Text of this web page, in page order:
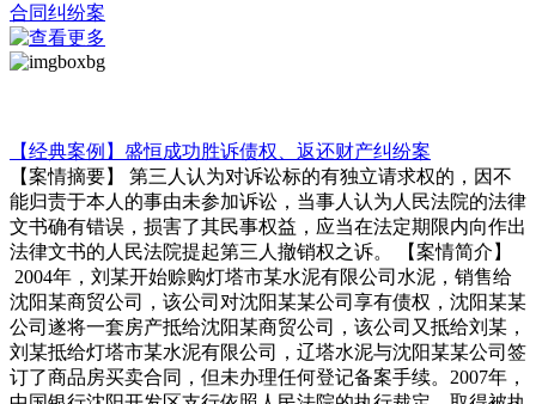
合同纠纷案
【经典案例】盛恒成功胜诉债权、返还财产纠纷案
【案情摘要】 第三人认为对诉讼标的有独立请求权的，因不
能归责于本人的事由未参加诉讼，当事人认为人民法院的法律
文书确有错误，损害了其民事权益，应当在法定期限内向作出
法律文书的人民法院提起第三人撤销权之诉。 【案情简介】
2004年，刘某开始赊购灯塔市某水泥有限公司水泥，销售给
沈阳某商贸公司，该公司对沈阳某某公司享有债权，沈阳某某
公司遂将一套房产抵给沈阳某商贸公司，该公司又抵给刘某，
刘某抵给灯塔市某水泥有限公司，辽塔水泥与沈阳某某公司签
订了商品房买卖合同，但未办理任何登记备案手续。2007年，